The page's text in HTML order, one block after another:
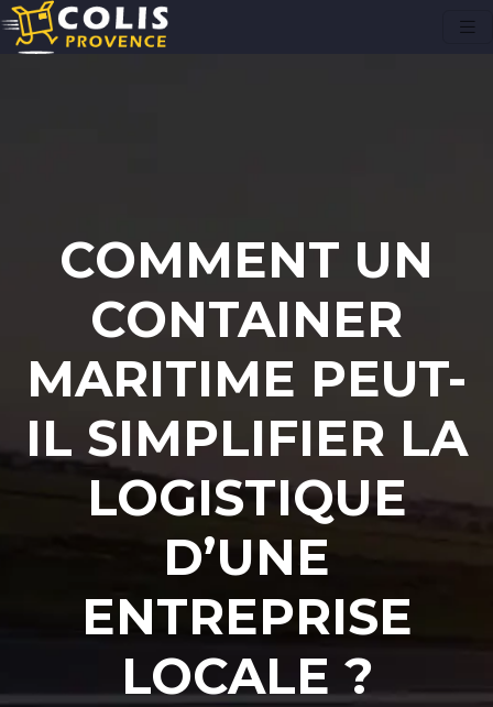
COMMENT UN
CONTAINER
MARITIME PEUT-
IL SIMPLIFIER LA
LOGISTIQUE
D’UNE
ENTREPRISE
LOCALE ?